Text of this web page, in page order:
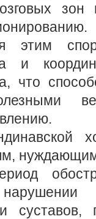
зон
этим
и
что
суставов,